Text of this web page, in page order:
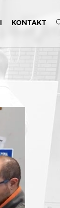
KONTAKT